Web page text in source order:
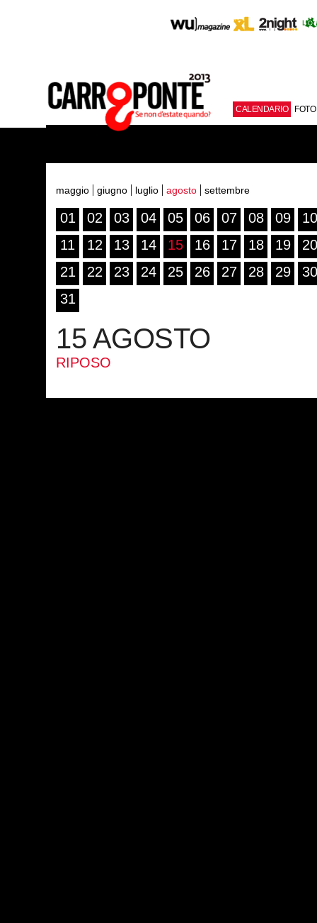
CALENDARIO FOTO
maggio giugno luglio agosto settembre
01 02 03 04 05 06 07 08 09
10
11
12 13 14 15 16 17 18 19
20
21
22 23 24 25 26 27 28 29
30
31
15 AGOSTO
RIPOSO